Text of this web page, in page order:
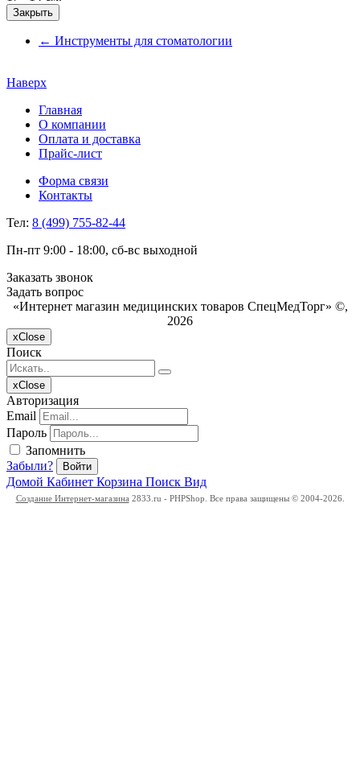
Закрыть
← Инструменты для стоматологии
Наверх
Главная
О компании
Оплата и доставка
Прайс-лист
Форма связи
Контакты
Тел: 8 (499) 755-82-44
Пн-пт 9:00 - 18:00, сб-вс выходной
Заказать звонок
Задать вопрос
«Интернет магазин медицинских товаров СпецМедТорг» ©,
2026
xClose
Поиск
xClose
Авторизация
Email
Пароль
Запомнить
Забыли?
Войти
Домой Кабинет Корзина Поиск Вид
Создание Интернет-магазина 2833.ru - PHPShop. Все права защищены © 2004-2026.